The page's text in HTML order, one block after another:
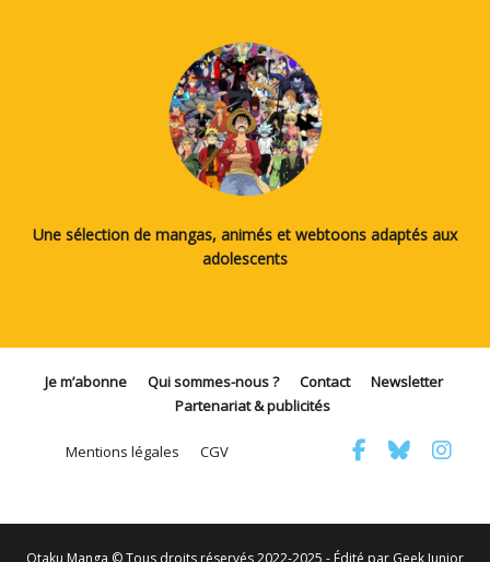
Une sélection de mangas, animés et webtoons adaptés aux
adolescents
Je m’abonne Qui sommes-nous ? Contact
Newsletter
Partenariat & publicités
Mentions légales CGV